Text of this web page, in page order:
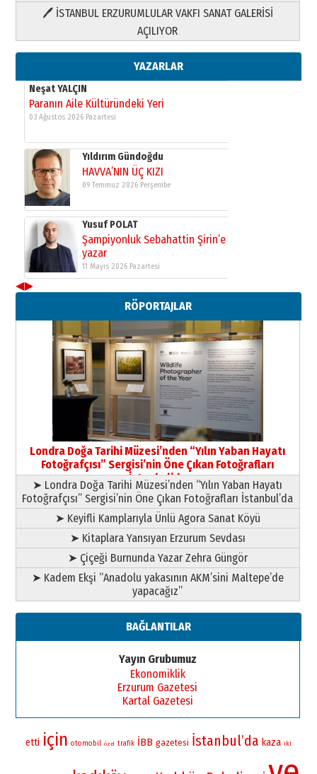
🖊 İSTANBUL ERZURUMLULAR VAKFI SANAT GALERİSİ
AÇILIYOR
YAZARLAR
Yusuf POLAT
Şampiyonluk Sebahattin Şirin’e
yazar
11 Mayıs 2026 Pazartesi
Neşat YALÇIN
Paranın Aile Kültüründeki Yeri
03 Ağustos 2026 Pazartesi
Yıldırım Gündoğdu
HAVVA’NIN ÜÇ KIZI
09 Temmuz 2026 Perşembe
Yusuf POLAT
Şampiyonluk Sebahattin Şirin’e
yazar
11 Mayıs 2026 Pazartesi
Neşat YALÇIN
Paranın Aile Kültüründeki Yeri
03 Ağustos 2026 Pazartesi
Yıldırım Gündoğdu
HAVVA’NIN ÜÇ KIZI
09 Temmuz 2026 Perşembe
Yusuf POLAT
Şampiyonluk Sebahattin Şirin’e
yazar
11 Mayıs 2026 Pazartesi
◀▶
RÖPORTAJLAR
Londra Doğa Tarihi Müzesi’nden “Yılın Yaban Hayatı
Fotoğrafçısı” Sergisi’nin Öne Çıkan Fotoğrafları
İstanbul’da
➤ Londra Doğa Tarihi Müzesi’nden “Yılın Yaban Hayatı
Fotoğrafçısı” Sergisi’nin Öne Çıkan Fotoğrafları İstanbul’da
➤ Keyifli Kamplarıyla Ünlü Agora Sanat Köyü
➤ Kitaplara Yansıyan Erzurum Sevdası
➤ Çiçeği Burnunda Yazar Zehra Güngör
➤ Kadem Ekşi “Anadolu yakasının AKM’sini Maltepe’de
yapacağız”
BAĞLANTILAR
Yayın Grubumuz
Ekonomiklik
Erzurum Gazetesi
Kartal Gazetesi
etti için otomobil özel trafik İBB gazetesi İstanbul’da kaza iki